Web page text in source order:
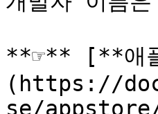
**☞** [**애
(https://
se/